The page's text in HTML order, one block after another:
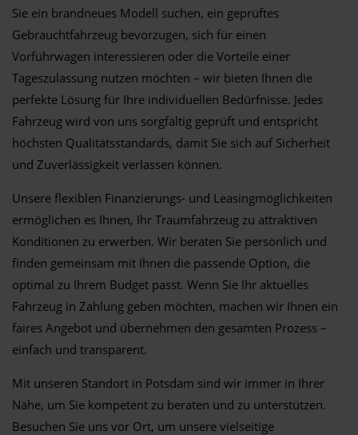
Sie ein brandneues Modell suchen, ein geprüftes
Gebrauchtfahrzeug bevorzugen, sich für einen
Vorführwagen interessieren oder die Vorteile einer
Tageszulassung nutzen möchten – wir bieten Ihnen die
perfekte Lösung für Ihre individuellen Bedürfnisse. Jedes
Fahrzeug wird von uns sorgfältig geprüft und entspricht
höchsten Qualitätsstandards, damit Sie sich auf Sicherheit
und Zuverlässigkeit verlassen können.
Unsere flexiblen Finanzierungs- und Leasingmöglichkeiten
ermöglichen es Ihnen, Ihr Traumfahrzeug zu attraktiven
Konditionen zu erwerben. Wir beraten Sie persönlich und
finden gemeinsam mit Ihnen die passende Option, die
optimal zu Ihrem Budget passt. Wenn Sie Ihr aktuelles
Fahrzeug in Zahlung geben möchten, machen wir Ihnen ein
faires Angebot und übernehmen den gesamten Prozess –
einfach und transparent.
Mit unseren Standort in Potsdam sind wir immer in Ihrer
Nähe, um Sie kompetent zu beraten und zu unterstützen.
Besuchen Sie uns vor Ort, um unsere vielseitige